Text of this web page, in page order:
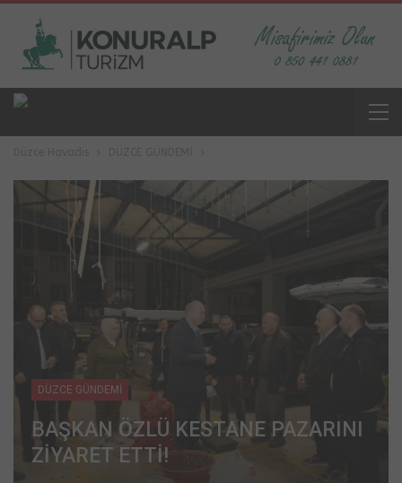
DÜZCE GÜNDEMİ
BAŞKAN ÖZLÜ KESTANE PAZARINI
ZİYARET ETTİ!